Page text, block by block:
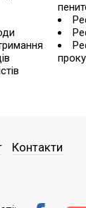
Контакти